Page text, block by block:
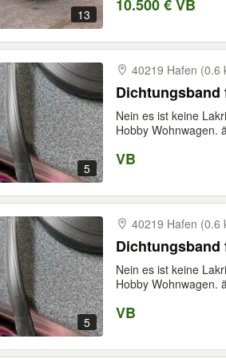
13 10.500 € VB
5
40219 Hafen (0.6
Dichtungsband
Nein es ist keine
Hobby Wohnwagen.
VB
5
40219 Hafen (0.6
Dichtungsband
Nein es ist keine
Hobby Wohnwagen.
VB